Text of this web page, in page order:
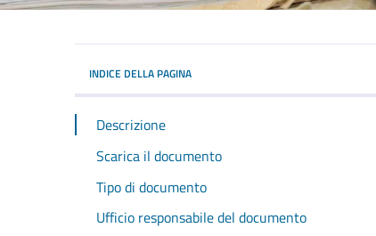
INDICE DELLA PAGINA
Descrizione
Scarica il documento
Tipo di documento
Ufficio responsabile del documento